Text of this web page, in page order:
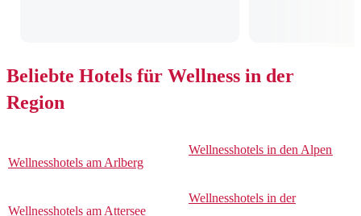
Beliebte Hotels für Wellness in der
Region
Wellnesshotels am Arlberg
Wellnesshotels am Attersee
Wellnesshotels in den Alpen
Wellnesshotels in der